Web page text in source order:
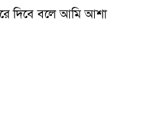
দিবে বলে আমি আশা